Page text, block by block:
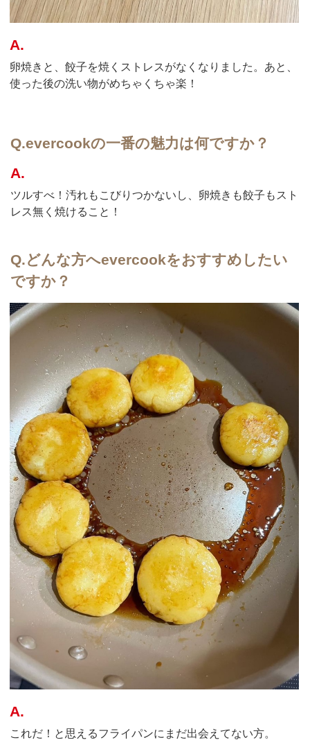
A.
卵焼きと、餃子を焼くストレスがなくなりました。あと、
使った後の洗い物がめちゃくちゃ楽！
Q.evercookの一番の魅力は何ですか？
A.
ツルすべ！汚れもこびりつかないし、卵焼きも餃子もスト
レス無く焼けること！
Q.どんな方へevercookをおすすめしたい
ですか？
A.
これだ！と思えるフライパンにまだ出会えてない方。